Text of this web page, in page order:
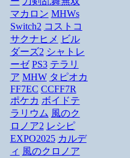
マカロン MHWs
Switch2 コストコ
サクナヒメ ビル
ダーズ2 シャトレ
ーゼ PS3 テラリ
ア MHW タピオカ
FF7EC CCFF7R
ポケカ ボイドテ
ラリウム 風のク
ロノア2 レシピ
EXPO2025 カルデ
ィ 風のクロノア